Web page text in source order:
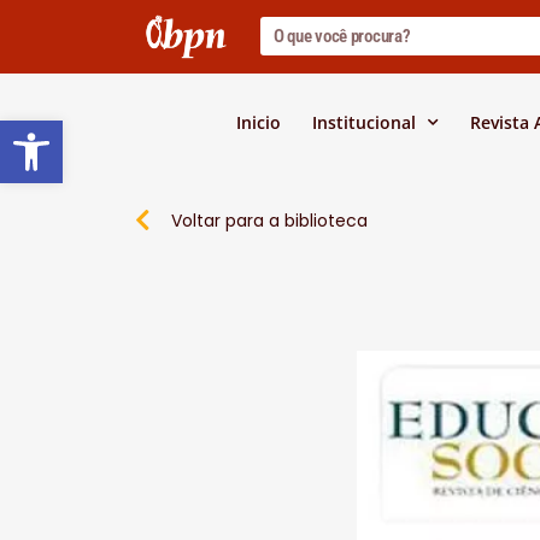
Barra de Ferramentas
Inicio Institucional Revista
Voltar para a biblioteca